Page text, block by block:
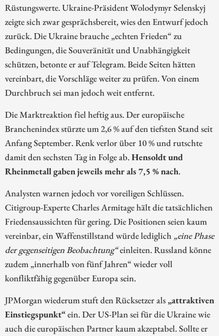
Rüstungswerte. Ukraine-Präsident Wolodymyr Selenskyj
zeigte sich zwar gesprächsbereit, wies den Entwurf jedoch
zurück. Die Ukraine brauche „echten Frieden“ zu
Bedingungen, die Souveränität und Unabhängigkeit
schützen, betonte er auf Telegram. Beide Seiten hätten
vereinbart, die Vorschläge weiter zu prüfen. Von einem
Durchbruch sei man jedoch weit entfernt.
Die Marktreaktion fiel heftig aus. Der europäische
Branchenindex stürzte um 2,6 % auf den tiefsten Stand seit
Anfang September. Renk verlor über 10 % und rutschte
damit den sechsten Tag in Folge ab.Hensoldt und
Rheinmetall gaben jeweils mehr als 7,5 % nach.
Analysten warnen jedoch vor voreiligen Schlüssen.
Citigroup-Experte Charles Armitage hält die tatsächlichen
Friedensaussichten für gering. Die Positionen seien kaum
vereinbar, ein Waffenstillstand würde lediglich „eine Phase
der gegenseitigen Beobachtung“einleiten. Russland könne
zudem „innerhalb von fünf Jahren“ wieder voll
konfliktfähig gegenüber Europa sein.
JPMorgan wiederum stuft den Rücksetzer als „attraktiven
Einstiegspunkt“ein. Der US-Plan sei für die Ukraine wie
auch die europäischen Partner kaum akzeptabel. Sollte er